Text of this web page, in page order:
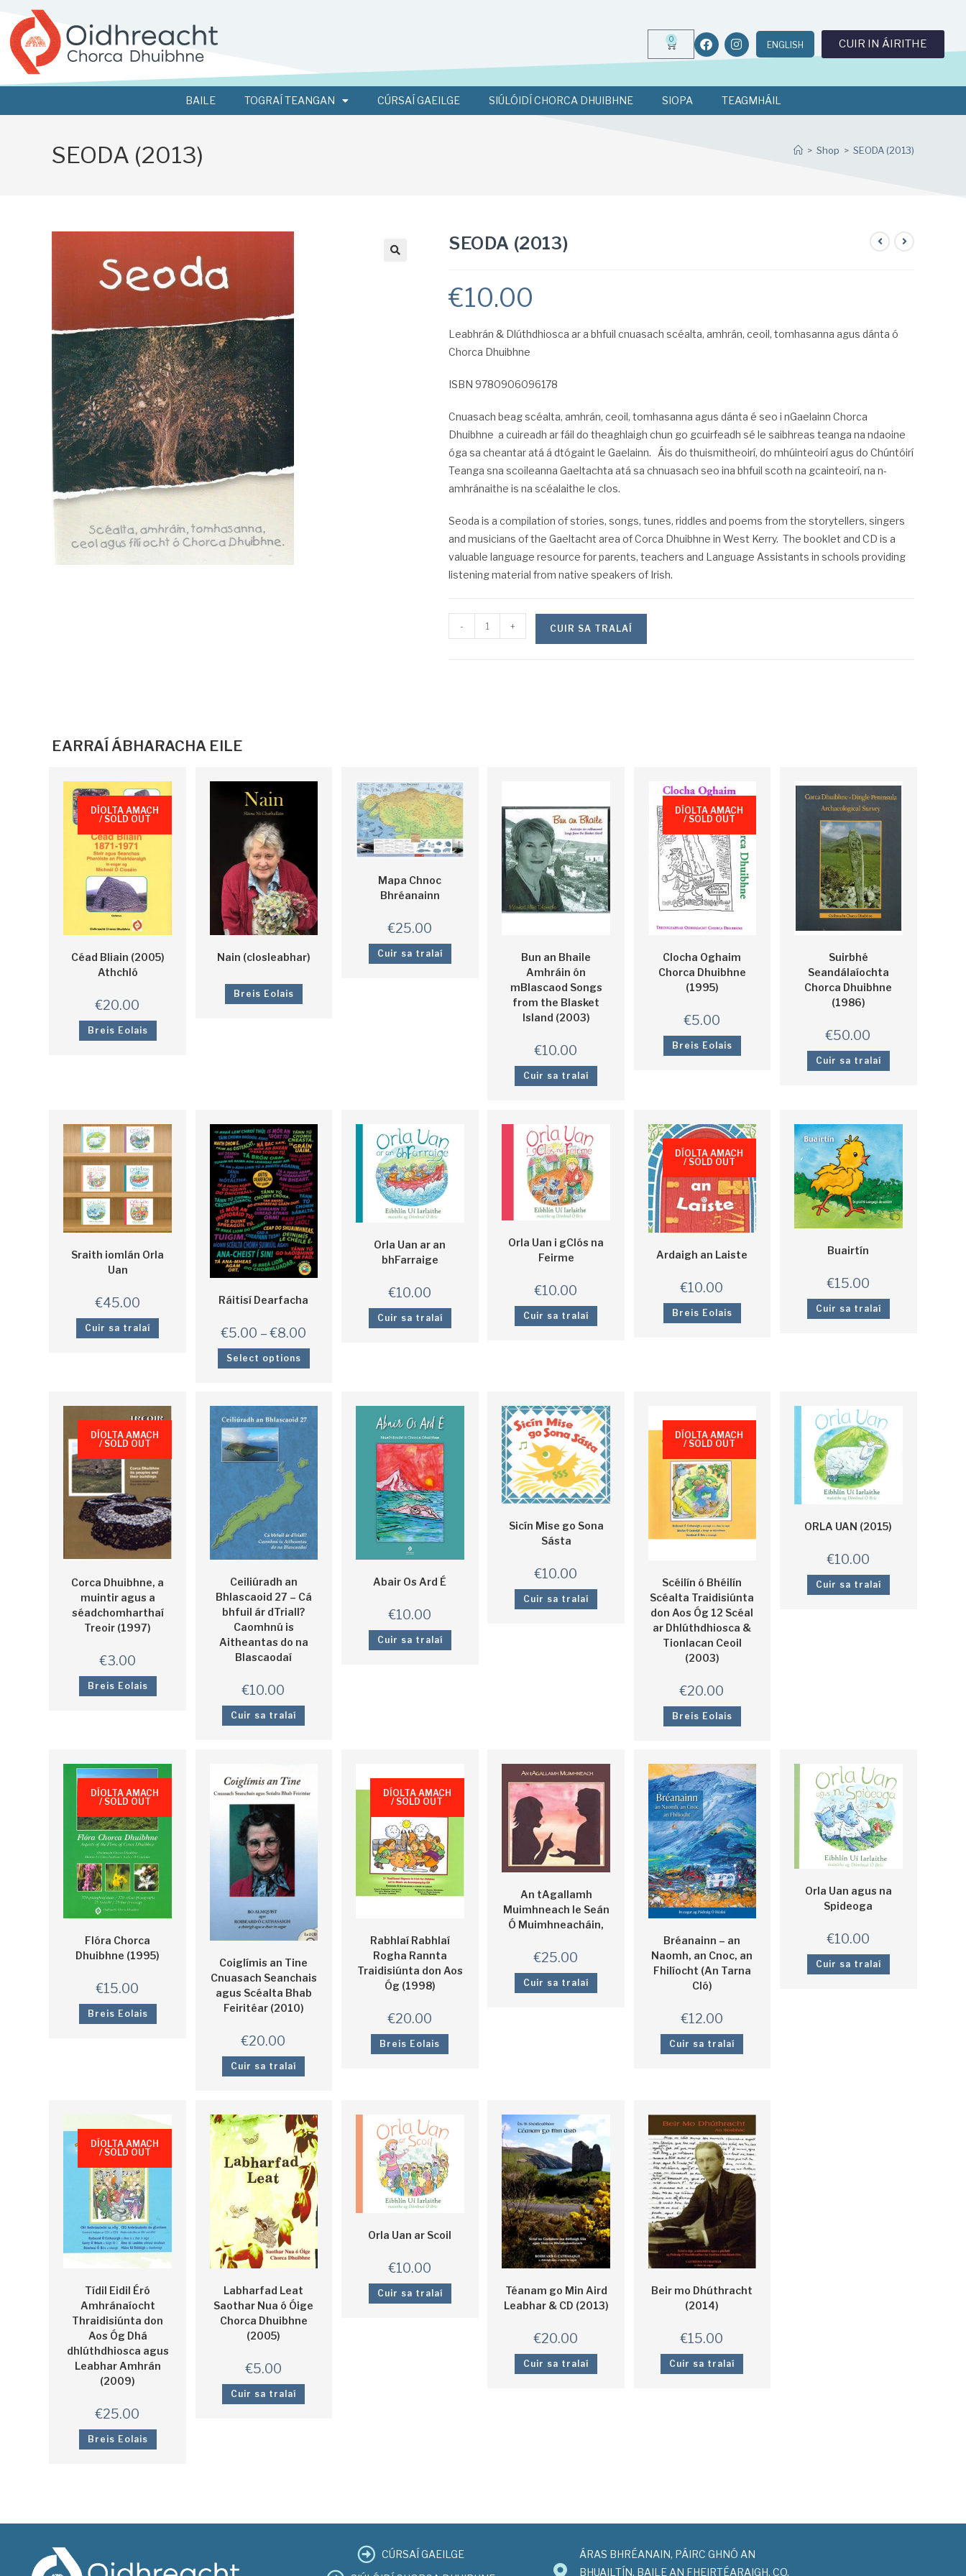
0
ENGLISH CUIR IN ÁIRITHE
BAILE TOGRAÍ TEANGAN CÚRSAÍ GAEILGE SIÚLÓIDÍ CHORCA DHUIBHNE SIOPA TEAGMHÁIL
SEODA (2013) > Shop > SEODA (2013)
SEODA (2013)
€10.00
Leabhrán & Dlúthdhiosca ar a bhfuil cnuasach scéalta, amhrán, ceoil, tomhasanna agus dánta ó
Chorca Dhuibhne
ISBN 9780906096178
Cnuasach beag scéalta, amhrán, ceoil, tomhasanna agus dánta é seo i nGaelainn Chorca
Dhuibhne a cuireadh ar fáil do theaghlaigh chun go gcuirfeadh sé le saibhreas teanga na ndaoine
óga sa cheantar atá á dtógaint le Gaelainn. Áis do thuismitheoirí, do mhúinteoirí agus do Chúntóirí
Teanga sna scoileanna Gaeltachta atá sa chnuasach seo ina bhfuil scoth na gcainteoirí, na n-
amhránaithe is na scéalaithe le clos.
Seoda is a compilation of stories, songs, tunes, riddles and poems from the storytellers, singers
and musicians of the Gaeltacht area of Corca Dhuibhne in West Kerry. The booklet and CD is a
valuable language resource for parents, teachers and Language Assistants in schools providing
listening material from native speakers of Irish.
- + CUIR SA TRALAÍ
EARRAÍ ÁBHARACHA EILE
DÍOLTA AMACH
/ SOLD OUT
Céad Bliain (2005)
Athchló
€20.00
Breis Eolais
Nain (closleabhar)
Breis Eolais
Mapa Chnoc
Bhréanainn
€25.00
Cuir sa tralaí
Bun an Bhaile
Amhráin ón
mBlascaod Songs
from the Blasket
Island (2003)
€10.00
Cuir sa tralaí
DÍOLTA AMACH
/ SOLD OUT
Clocha Oghaim
Chorca Dhuibhne
(1995)
€5.00
Breis Eolais
Suirbhé
Seandálaíochta
Chorca Dhuibhne
(1986)
€50.00
Cuir sa tralaí
Sraith iomlán Orla
Uan
€45.00
Cuir sa tralaí
Ráitisí Dearfacha
€5.00 – €8.00
Select options
Orla Uan ar an
bhFarraige
€10.00
Cuir sa tralaí
Orla Uan i gClós na
Feirme
€10.00
Cuir sa tralaí
DÍOLTA AMACH
/ SOLD OUT
Ardaigh an Laiste
€10.00
Breis Eolais
Buairtín
€15.00
Cuir sa tralaí
DÍOLTA AMACH
/ SOLD OUT
Corca Dhuibhne, a
muintir agus a
séadchomharthaí
Treoir (1997)
€3.00
Breis Eolais
Ceiliúradh an
Bhlascaoid 27 – Cá
bhfuil ár dTriall?
Caomhnú is
Aitheantas do na
Blascaodaí
€10.00
Cuir sa tralaí
Abair Os Ard É
€10.00
Cuir sa tralaí
Sicín Mise go Sona
Sásta
€10.00
Cuir sa tralaí
DÍOLTA AMACH
/ SOLD OUT
Scéilín ó Bhéilín
Scéalta Traidisiúnta
don Aos Óg 12 Scéal
ar Dhlúthdhiosca &
Tionlacan Ceoil
(2003)
€20.00
Breis Eolais
ORLA UAN (2015)
€10.00
Cuir sa tralaí
DÍOLTA AMACH
/ SOLD OUT
Flóra Chorca
Dhuibhne (1995)
€15.00
Breis Eolais
Coiglímis an Tine
Cnuasach Seanchais
agus Scéalta Bhab
Feiritéar (2010)
€20.00
Cuir sa tralaí
DÍOLTA AMACH
/ SOLD OUT
Rabhlaí Rabhlaí
Rogha Rannta
Traidisiúnta don Aos
Óg (1998)
€20.00
Breis Eolais
An tAgallamh
Muimhneach le Seán
Ó Muimhneacháin,
€25.00
Cuir sa tralaí
Bréanainn – an
Naomh, an Cnoc, an
Fhilíocht (An Tarna
Cló)
€12.00
Cuir sa tralaí
Orla Uan agus na
Spideoga
€10.00
Cuir sa tralaí
DÍOLTA AMACH
/ SOLD OUT
Tídil Eidil Éró
Amhránaíocht
Thraidisiúnta don
Aos Óg Dhá
dhlúthdhiosca agus
Leabhar Amhrán
(2009)
€25.00
Breis Eolais
Labharfad Leat
Saothar Nua ó Óige
Chorca Dhuibhne
(2005)
€5.00
Cuir sa tralaí
Orla Uan ar Scoil
€10.00
Cuir sa tralaí
Téanam go Min Aird
Leabhar & CD (2013)
€20.00
Cuir sa tralaí
Beir mo Dhúthracht
(2014)
€15.00
Cuir sa tralaí
CÚRSAÍ GAEILGE
ÁRAS BHRÉANAIN, PÁIRC GHNÓ AN
BHUAILTÍN, BAILE AN FHEIRTÉARAIGH, CO.